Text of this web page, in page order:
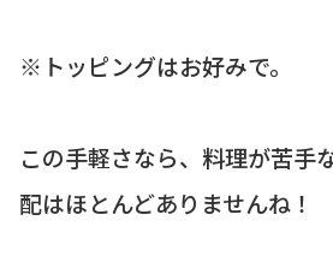
※トッピングはお好みで。
この手軽さなら、料理が苦手
配はほとんどありませんね！